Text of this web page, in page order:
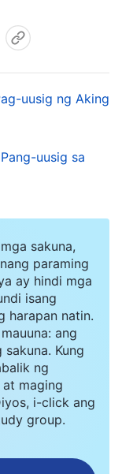
mamatay
Anak,
tayo nang
pamilya
na sobrang
niya,
niya
ng mga pulis
panig ay
at sa
tunay na
Naipit si
kapatid,
ka
uusig ng Aking
uusig sa
sakuna,
paraming
ay hindi mga
isang
harapan natin.
ang
Kung
ng
maging
i-click ang
group.